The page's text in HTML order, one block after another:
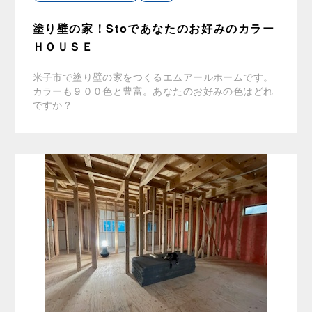
塗り壁の家！Stoであなたのお好みのカラー
ＨＯＵＳＥ
米子市で塗り壁の家をつくるエムアールホームです。
カラーも９００色と豊富。あなたのお好みの色はどれ
ですか？